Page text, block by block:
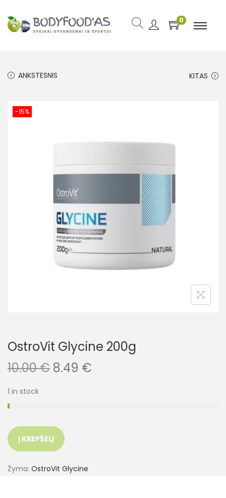
0
ANKSTESNIS KITAS
-15%
OstroVit Glycine 200g
10.00€ 8.49 €
1 in stock
Į KREPŠELĮ
Žyma: OstroVit Glycine